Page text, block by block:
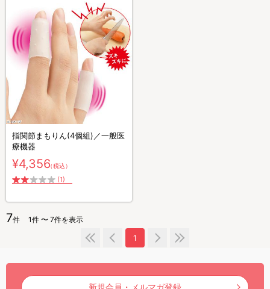
指関節まもりん(4個組)／一般医
療機器
¥4,356（税込）
(1)
7件 1件 〜 7件を表示
1